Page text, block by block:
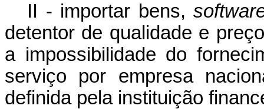
II - importar bens,
detentor de qualidade e
a impossibilidade do
serviço por empresa
definida pela instituição